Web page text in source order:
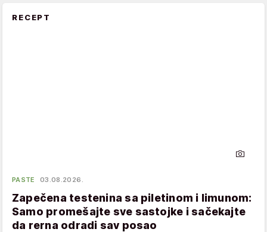
RECEPT
PASTE 03.08.2026.
Zapečena testenina sa piletinom i limunom:
Samo promešajte sve sastojke i sačekajte
da rerna odradi sav posao